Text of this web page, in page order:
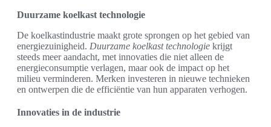
Duurzame koelkast technologie
De koelkastindustrie maakt grote sprongen op het gebied van
energiezuinigheid. Duurzame koelkast technologie krijgt
steeds meer aandacht, met innovaties die niet alleen de
energieconsumptie verlagen, maar ook de impact op het
milieu verminderen. Merken investeren in nieuwe technieken
en ontwerpen die de efficiëntie van hun apparaten verhogen.
Innovaties in de industrie